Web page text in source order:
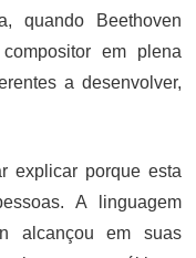
quando Beethoven
em plena
a desenvolver,
explicar porque esta
A linguagem
alcançou em suas